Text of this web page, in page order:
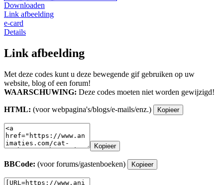
Downloaden
Link afbeelding
e-card
Details
Link afbeelding
Met deze codes kunt u deze bewegende gif gebruiken op uw
website, blog of een forum!
WAARSCHUWING: Deze codes moeten niet worden gewijzigd!
HTML: (voor webpagina's/blogs/e-mails/enz.) Kopieer
Kopieer
BBCode: (voor forums/gastenboeken) Kopieer